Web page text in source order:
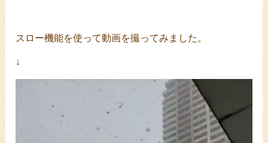
スロー機能を使って動画を撮ってみました。
↓